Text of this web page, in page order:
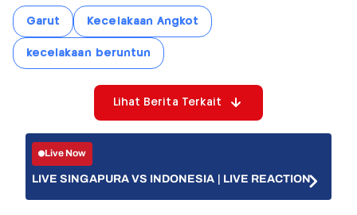
Garut Kecelakaan Angkot
kecelakaan beruntun
Lihat Berita Terkait
Live Now
LIVE SINGAPURA VS INDONESIA | LIVE REACTION